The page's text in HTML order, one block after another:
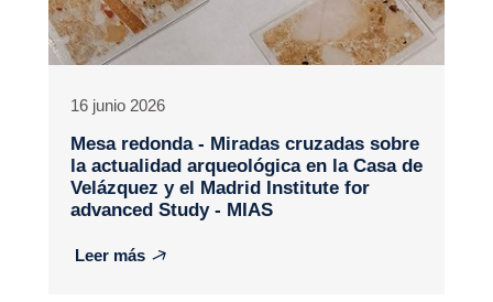
16 junio 2026
Mesa redonda - Miradas cruzadas sobre
la actualidad arqueológica en la Casa de
Velázquez y el Madrid Institute for
advanced Study - MIAS
Leer más